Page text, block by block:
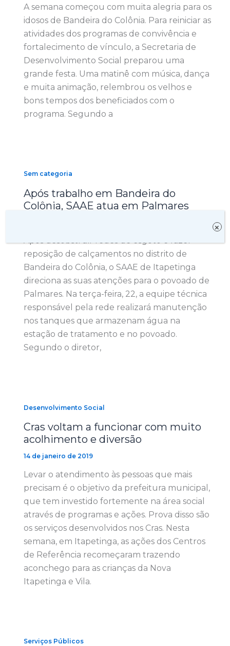
A semana começou com muita alegria para os
idosos de Bandeira do Colônia. Para reiniciar as
atividades dos programas de convivência e
fortalecimento de vínculo, a Secretaria de
Desenvolvimento Social preparou uma
grande festa. Uma matinê com música, dança
e muita animação, relembrou os velhos e
bons tempos dos beneficiados com o
programa. Segundo a
Sem categoria
Após trabalho em Bandeira do
Colônia, SAAE atua em Palmares
Após desobstruir redes de esgoto e fazer
reposição de calçamentos no distrito de
Bandeira do Colônia, o SAAE de Itapetinga
direciona as suas atenções para o povoado de
Palmares. Na terça-feira, 22, a equipe técnica
responsável pela rede realizará manutenção
nos tanques que armazenam água na
estação de tratamento e no povoado.
Segundo o diretor,
Desenvolvimento Social
Cras voltam a funcionar com muito
acolhimento e diversão
14 de janeiro de 2019
Levar o atendimento às pessoas que mais
precisam é o objetivo da prefeitura municipal,
que tem investido fortemente na área social
através de programas e ações. Prova disso são
os serviços desenvolvidos nos Cras. Nesta
semana, em Itapetinga, as ações dos Centros
de Referência recomeçaram trazendo
aconchego para as crianças da Nova
Itapetinga e Vila.
Serviços Públicos
×